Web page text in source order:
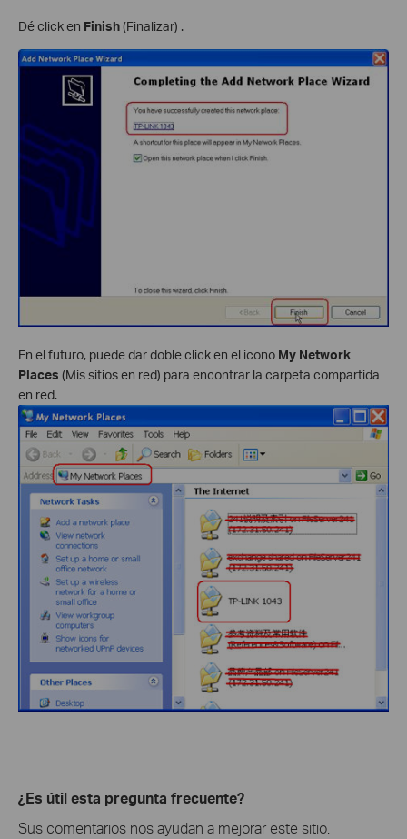
Dé click en Finish(Finalizar) .
En el futuro, puede dar doble click en el icono My Network
Places (Mis sitios en red) para encontrar la carpeta compartida
en red.
¿Es útil esta pregunta frecuente?
Sus comentarios nos ayudan a mejorar este sitio.